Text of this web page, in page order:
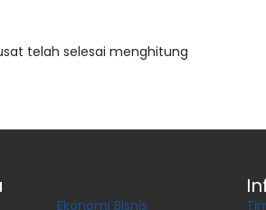
telah selesai menghitung
Ekonomi Bisnis